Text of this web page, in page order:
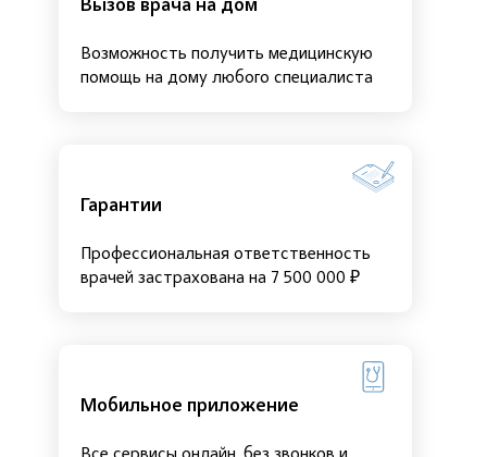
Вызов врача на дом
Возможность получить медицинскую
помощь на дому любого специалиста
Гарантии
Профессиональная ответственность
врачей застрахована на 7 500 000 ₽
Мобильное приложение